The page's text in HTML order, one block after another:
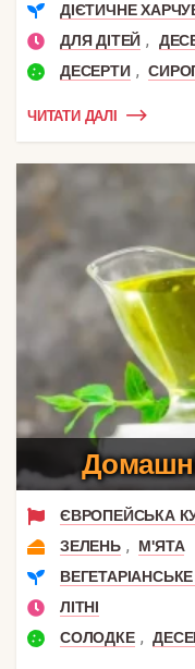
ДІЄТИЧНЕ
ДЛЯ ДІТЕЙ ,
ДЕСЕРТИ ,
ЧИТАТИ ДАЛІ
ЄВРОПЕЙСЬКА
ЗЕЛЕНЬ ,
М'ЯТА
ЛІТНІ
СОЛОДКЕ ,